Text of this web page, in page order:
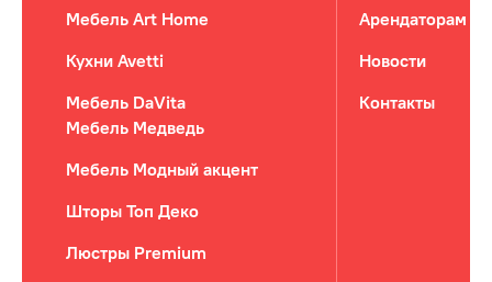
Мебель Art Home
Кухни Avetti
Мебель DaVita
Мебель Медведь
Мебель Модный акцент
Шторы Топ Деко
Люстры Premium
Арендаторам
Новости
Контакты